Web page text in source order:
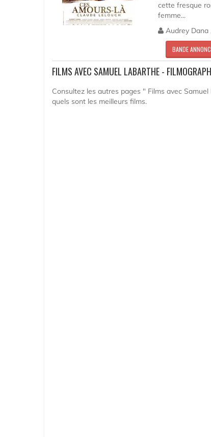
cette fresque
femme...
Audrey Dana
BANDE
FILMS AVEC SAMUEL LABARTHE -
Consultez les autres pages " Films avec
quels sont les meilleurs films.